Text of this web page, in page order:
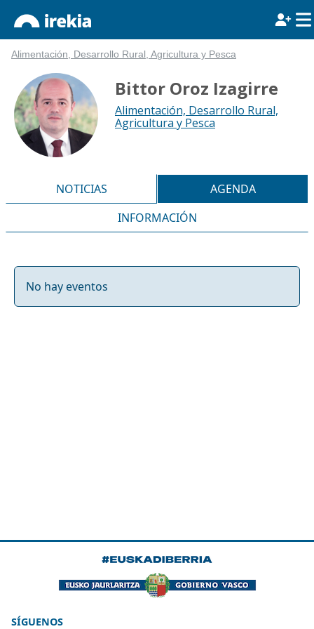
Alimentación, Desarrollo Rural, Agricultura y Pesca
Bittor Oroz Izagirre
Alimentación, Desarrollo Rural,
Agricultura y Pesca
NOTICIAS
AGENDA
INFORMACIÓN
No hay eventos
SÍGUENOS